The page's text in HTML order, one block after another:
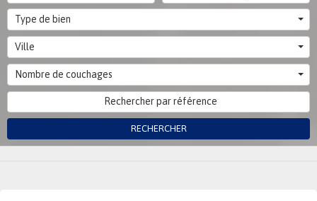
Type de bien
Ville
Nombre de couchages
RECHERCHER